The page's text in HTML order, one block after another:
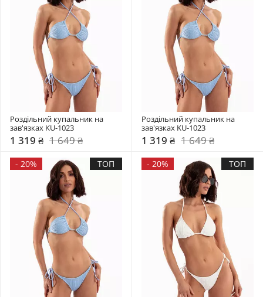
Роздільний купальник на
зав'язках KU-1023
1 319 ₴ 1 649 ₴
Роздільний купальник на
зав'язках KU-1023
1 319 ₴ 1 649 ₴
- 20% ТОП - 20% ТОП